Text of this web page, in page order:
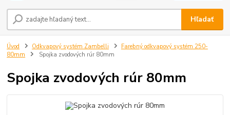
Hľadať
Úvod Odkvapový systém Zambelli
Farebný odkvapový systém 250-
80mm
Spojka zvodových rúr 80mm
Spojka zvodových rúr 80mm